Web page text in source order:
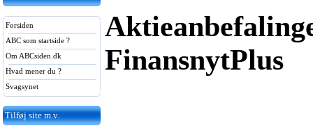
Forsiden
ABC som startside ?
Om ABCsiden.dk
Hvad mener du ?
Svagsynet
Tilføj site m.v.
FinansnytPlus